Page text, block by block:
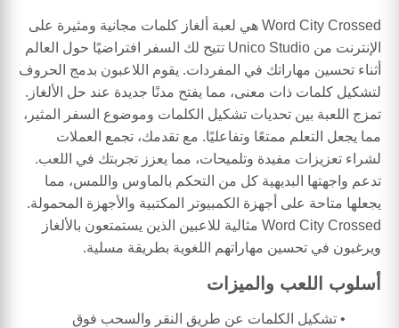
Word City Crossed هي لعبة ألغاز كلمات مجانية ومثيرة على
الإنترنت من Unico Studio تتيح لك السفر افتراضيًا حول العالم
أثناء تحسين مهاراتك في المفردات. يقوم اللاعبون بدمج الحروف
لتشكيل كلمات ذات معنى، مما يفتح مدنًا جديدة عند حل الألغاز.
تمزج اللعبة بين تحديات تشكيل الكلمات وموضوع السفر المثير،
مما يجعل التعلم ممتعًا وتفاعليًا. مع تقدمك، تجمع العملات
لشراء تعزيزات مفيدة وتلميحات، مما يعزز تجربتك في اللعب.
تدعم واجهتها البديهية كل من التحكم بالماوس واللمس، مما
يجعلها متاحة على أجهزة الكمبيوتر المكتبية والأجهزة المحمولة.
Word City Crossed مثالية للاعبين الذين يستمتعون بالألغاز
ويرغبون في تحسين مهاراتهم اللغوية بطريقة مسلية.
أسلوب اللعب والميزات
تشكيل الكلمات عن طريق النقر والسحب فوق